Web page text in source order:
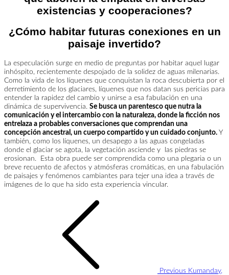
existencias y cooperaciones?
¿Cómo habitar futuras conexiones en un
paisaje invertido?
La especulación surge en medio de preguntas por habitar aquel lugar
inhóspito, recientemente despojado de la solidez de aguas milenarias.
Como la vida de los líquenes que conquistan la roca descubierta por el
derretimiento de los glaciares, líquenes que nos datan sus pericias para
entender la rapidez del cambio y unirse a esa fabulación en una
dinámica de supervivencia. Se busca un parentesco que nutra la
comunicación y el intercambio con la naturaleza, donde la ficción nos
entrelaza a probables conversaciones que comprendan una
concepción ancestral, un cuerpo compartido y un cuidado conjunto. Y
también, como los líquenes, un desapego a las aguas congeladas
donde el glaciar se agota, la vegetación asciende y las piedras se
erosionan. Esta obra puede ser comprendida como una plegaria o un
breve recuento de afectos y atmósferas cromáticas, en una fabulación
de paisajes y fenómenos cambiantes para tejer una idea a través de
imágenes de lo que ha sido esta experiencia vincular.
Previous Kumanday,